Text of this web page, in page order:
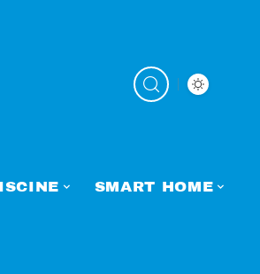
SMART HOME